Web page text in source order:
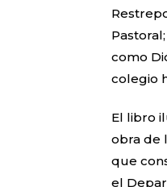
como
colegio
El libro
obra de
que
el